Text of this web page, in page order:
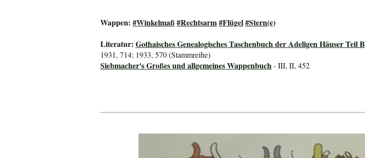
Wappen:#Winkelmaß#Rechtsarm#Flügel#Stern(e)
Literatur:Gothaisches Genealogisches Taschenbuch der Adeligen Häuser Teil B
1931, 714; 1933, 570 (Stammreihe)
Siebmacher's Großes und allgemeines Wappenbuch - III, II, 452